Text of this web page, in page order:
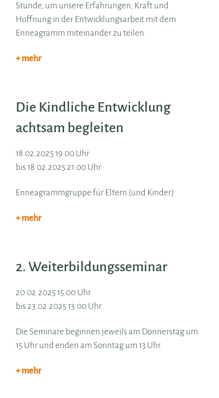
Stunde, um unsere Erfahrungen, Kraft und
Hoffnung in der Entwicklungsarbeit mit dem
Enneagramm miteinander zu teilen.
+ mehr
Die Kindliche Entwicklung
achtsam begleiten
18.02.2025 19:00 Uhr
bis 18.02.2025 21:00 Uhr
Enneagrammgruppe für Eltern (und Kinder)
+ mehr
2. Weiterbildungsseminar
20.02.2025 15:00 Uhr
bis 23.02.2025 13:00 Uhr
Die Seminare beginnen jeweils am Donnerstag um
15 Uhr und enden am Sonntag um 13 Uhr.
+ mehr